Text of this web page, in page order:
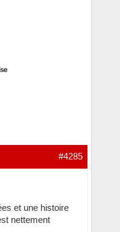
#4285
et une histoire
nettement